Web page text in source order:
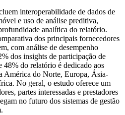
interoperabilidade de dados de
e uso de análise preditiva,
analítica do relatório.
dos principais fornecedores
com análise de desempenho
dos insights de participação de
48% do relatório é dedicado aos
América do Norte, Europa, Ásia-
No geral, o estudo oferece um
partes interessadas e prestadores
no futuro dos sistemas de gestão